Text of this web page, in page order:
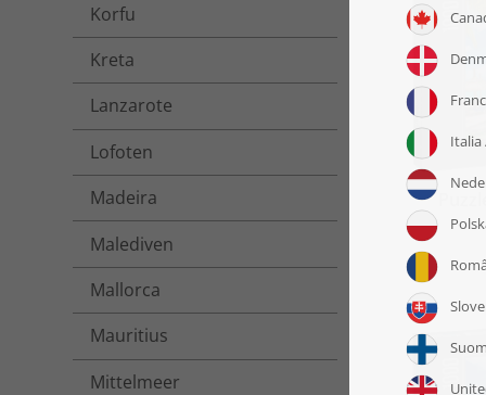
Korfu
Kreta
Lanzarote
Lofoten
Madeira
Malediven
Mallorca
Mauritius
Mittelmeer